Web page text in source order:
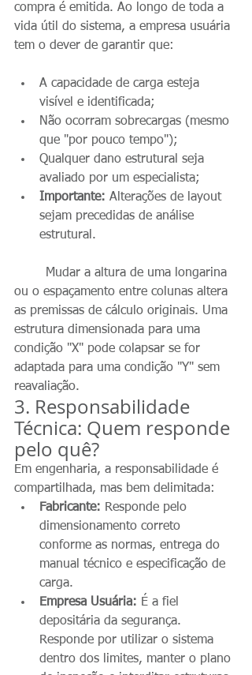
compra é emitida. Ao longo de toda a
vida útil do sistema, a empresa usuária
tem o dever de garantir que:
A capacidade de carga esteja
visível e identificada;
Não ocorram sobrecargas (mesmo
que "por pouco tempo");
Qualquer dano estrutural seja
avaliado por um especialista;
Importante: Alterações de layout
sejam precedidas de análise
estrutural.
ou o espaçamento entre colunas altera
as premissas de cálculo originais. Uma
estrutura dimensionada para uma
condição "X" pode colapsar se for
adaptada para uma condição "Y" sem
reavaliação.
3. Responsabilidade
Técnica: Quem responde
pelo quê?
Em engenharia, a responsabilidade é
compartilhada, mas bem delimitada:
Fabricante: Responde pelo
dimensionamento correto
conforme as normas, entrega do
manual técnico e especificação de
carga.
Empresa Usuária: É a fiel
depositária da segurança.
Responde por utilizar o sistema
dentro dos limites, manter o plano